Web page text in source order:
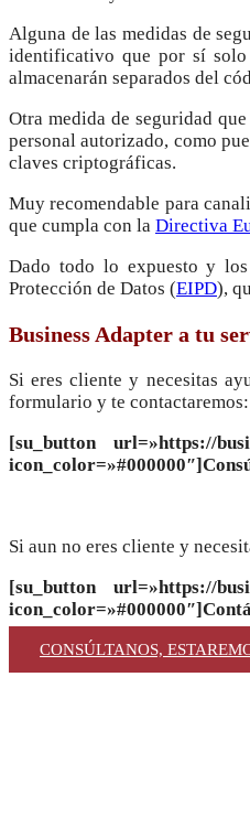
Alguna de las medidas de
identificativo que por sí solo
almacenarán separados del
Otra medida de seguridad
personal autorizado, como
claves criptográficas.
Muy recomendable para
que cumpla con la Directiva
Dado todo lo expuesto y
Protección de Datos (EIPD),
Business Adapter a tu
Si eres cliente y necesitas
formulario y te contactaremos:
[su_button url=»https://
Si aun no eres cliente y
[su_button url=»https://
CONSÚLTANOS,